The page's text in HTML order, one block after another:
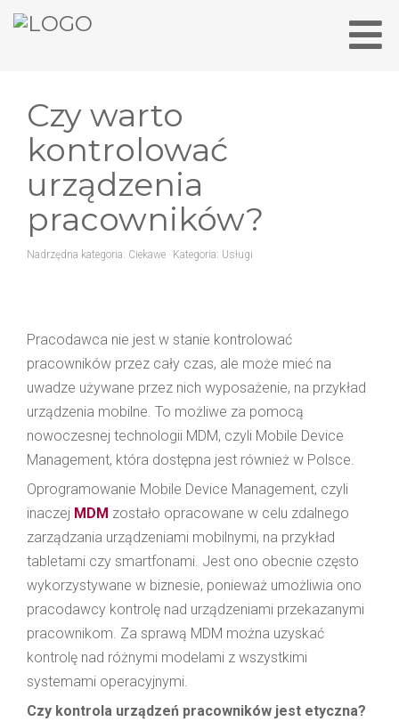
Czy warto
kontrolować
urządzenia
pracowników?
Nadrzędna kategoria: Ciekawe Kategoria: Usługi
Pracodawca nie jest w stanie kontrolować
pracowników przez cały czas, ale może mieć na
uwadze używane przez nich wyposażenie, na przykład
urządzenia mobilne. To możliwe za pomocą
nowoczesnej technologii MDM, czyli Mobile Device
Management, która dostępna jest również w Polsce.
Oprogramowanie Mobile Device Management, czyli
inaczej MDM zostało opracowane w celu zdalnego
zarządzania urządzeniami mobilnymi, na przykład
tabletami czy smartfonami. Jest ono obecnie często
wykorzystywane w biznesie, ponieważ umożliwia ono
pracodawcy kontrolę nad urządzeniami przekazanymi
pracownikom. Za sprawą MDM można uzyskać
kontrolę nad różnymi modelami z wszystkimi
systemami operacyjnymi.
Czy kontrola urządzeń pracowników jest etyczna?